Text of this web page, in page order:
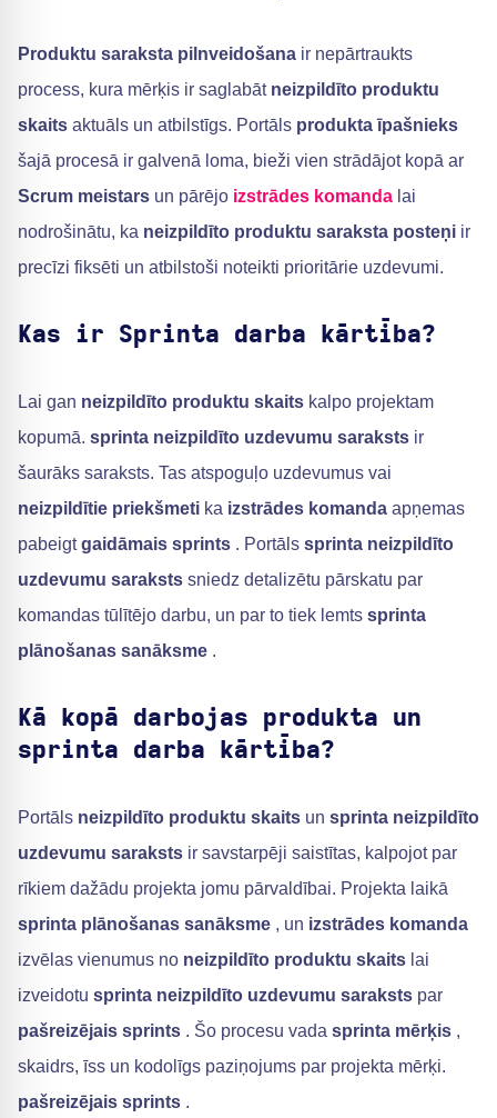
Produktu saraksta pilnveidošana ir nepārtraukts
process, kura mērķis ir saglabāt neizpildīto produktu
skaits aktuāls un atbilstīgs. Portāls produkta īpašnieks
šajā procesā ir galvenā loma, bieži vien strādājot kopā ar
Scrum meistars un pārējo izstrādes komanda lai
nodrošinātu, ka neizpildīto produktu saraksta posteņi ir
precīzi fiksēti un atbilstoši noteikti prioritārie uzdevumi.
Kas ir Sprinta darba kārtība?
Lai gan neizpildīto produktu skaits kalpo projektam
kopumā. sprinta neizpildīto uzdevumu saraksts ir
šaurāks saraksts. Tas atspoguļo uzdevumus vai
neizpildītie priekšmeti ka izstrādes komanda apņemas
pabeigtgaidāmais sprints . Portāls sprinta neizpildīto
uzdevumu saraksts sniedz detalizētu pārskatu par
komandas tūlītējo darbu, un par to tiek lemts sprinta
plānošanas sanāksme .
Kā kopā darbojas produkta un
sprinta darba kārtība?
Portāls neizpildīto produktu skaits un sprinta neizpildīto
uzdevumu saraksts ir savstarpēji saistītas, kalpojot par
rīkiem dažādu projekta jomu pārvaldībai. Projekta laikā
sprinta plānošanas sanāksme , un izstrādes komanda
izvēlas vienumus no neizpildīto produktu skaits lai
izveidotu sprinta neizpildīto uzdevumu saraksts par
pašreizējais sprints . Šo procesu vada sprinta mērķis ,
skaidrs, īss un kodolīgs paziņojums par projekta mērķi.
pašreizējais sprints .